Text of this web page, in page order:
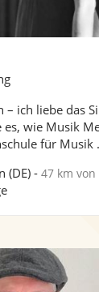
– ich liebe das
wie Musik
für Musik
(DE) -47 km